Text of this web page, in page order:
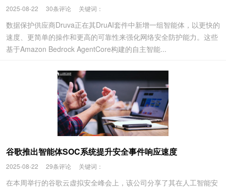
2025-08-22 30条评论 关键词：
数据保护供应商Druva正在其DruAI套件中新增一组智能体，以更快的
速度、更简单的操作和更高的可靠性来强化网络安全防护能力。这些
基于Amazon Bedrock AgentCore构建的自主智能...
谷歌推出智能体SOC系统提升安全事件响应速度
2025-08-22 29条评论 关键词：
在本周举行的谷歌云虚拟安全峰会上，该公司分享了其在人工智能安